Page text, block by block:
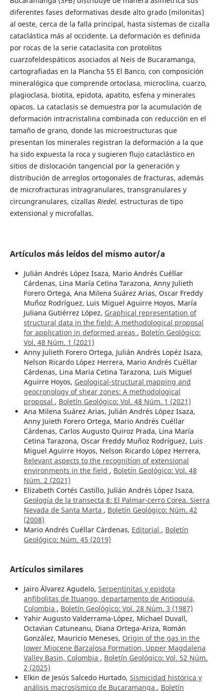
diferentes fases deformativas desde alto grado (milonitas)
al oeste, cerca de la falla principal, hasta sistemas de cizalla
cataclástica más al occidente. La deformación es definida
por rocas de la serie cataclasita con protolitos
cuarzofeldespáticos asociados al Neis de Bucaramanga,
cartografiadas en la Plancha 55 El Banco, con composición
mineralógica que comprende ortoclasa, microclina, cuarzo,
plagioclasa, biotita, epidota, apatito, esfena y minerales
opacos. La cataclasis se demuestra por la acumulación de
deformación intracristalina combinada con reducción en el
tamaño de grano, donde las microestructuras que
presentan los minerales registran la deformación a la que
ha sido expuesta la roca y sugieren flujo cataclástico en
sitios de dislocación tangencial por la generación y
distribución de arreglos ortogonales de fracturas, además
de microfracturas intragranulares, transgranulares y
circungranulares, cizallas Riedel, estructuras de tipo
extensional y microfallas.
Artículos más leídos del mismo autor/a
Julián Andrés López Isaza, Mario Andrés Cuéllar
Cárdenas, Lina María Cetina Tarazona, Anny Julieth
Forero Ortega, Ana Milena Suárez Arias, Oscar Freddy
Muñoz Rodríguez, Luis Miguel Aguirre Hoyos, María
Juliana Gutiérrez López, Graphical representation of
structural data in the field: A methodological proposal
for application in deformed areas , Boletín Geológico:
Vol. 48 Núm. 1 (2021)
Anny Julieth Forero Ortega, Julián Andrés Lopéz Isaza,
Nelson Ricardo López Herrera, Mario Andrés Cuéllar
Cárdenas, Lina Maria Cetina Tarazona, Luis Miguel
Aguirre Hoyos, Geological-structural mapping and
geocronology of shear zones: A methodological
proposal , Boletín Geológico: Vol. 48 Núm. 1 (2021)
Ana Milena Suárez Arias, Julián Andrés López Isaza,
Anny Juieth Forero Ortega, Mario Andrés Cuéllar
Cárdenas, Carlos Augusto Quiroz Prada, Lina María
Cetina Tarazona, Oscar Freddy Muñoz Rodríguez, Luis
Miguel Aguirre Hoyos, Nelson Ricardo López Herrera,
Relevant aspects to the recognition of extensional
environments in the field , Boletín Geológico: Vol. 48
Núm. 2 (2021)
Elizabeth Cortés Castillo, Julián Andrés López Isaza,
Geología de la transecta 8: El Palmar-cerro Corea. Sierra
Nevada de Santa Marta , Boletín Geológico: Núm. 42
(2008)
Mario Andrés Cuéllar Cárdenas, Editorial , Boletín
Geológico: Núm. 45 (2019)
Artículos similares
Jairo Álvarez Agudelo, Serpentinitas y epidota
anfibolitas de Ituango, departamento de Antioquia,
Colombia , Boletín Geológico: Vol. 28 Núm. 3 (1987)
Yahir Augusto Valderrama-López, Michael Duvall,
Octavian Catuneanu, Diana Ortega-Ariza, Román
González, Mauricio Meneses, Origin of the gas in the
lower Miocene Barzalosa Formation, Upper Magdalena
Valley Basin, Colombia , Boletín Geológico: Vol. 52 Núm.
2 (2025)
Elkin de Jesús Salcedo Hurtado, Sismicidad histórica y
análisis macrosísmico de Bucaramanga , Boletín